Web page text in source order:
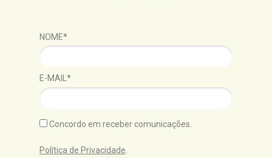
NOME*
E-MAIL*
Concordo em receber comunicações.
Política de Privacidade